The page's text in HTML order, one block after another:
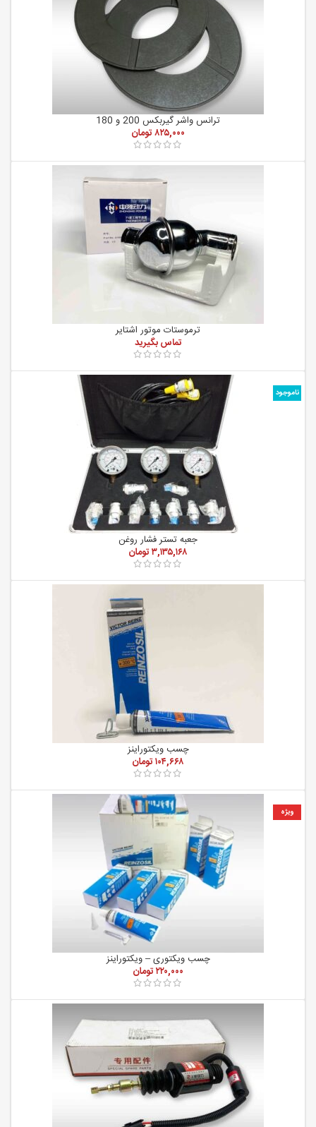
ترانس واشر گیربکس 200 و 180
۸۲۵,۰۰۰تومان
ترموستات موتور اشتایر
ناموجود
جعبه تستر فشار روغن
۳,۱۳۵,۱۶۸تومان
چسب ویکتوراینز
۱۰۴,۶۶۸تومان
ویژه
چسب ویکتوری – ویکتوراینز
۲۲۰,۰۰۰تومان